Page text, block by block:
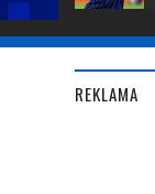
REKLAMA